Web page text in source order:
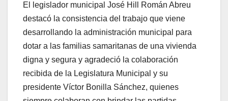
El legislador municipal José Hill Román Abreu
destacó la consistencia del trabajo que viene
desarrollando la administración municipal para
dotar a las familias samaritanas de una vivienda
digna y segura y agradeció la colaboración
recibida de la Legislatura Municipal y su
presidente Víctor Bonilla Sánchez, quienes